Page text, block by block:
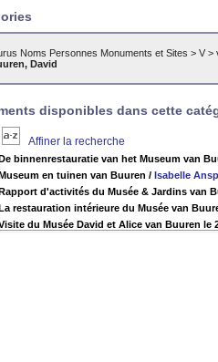
Noms Personnes Monuments et Sites > V >
David
disponibles dans cette
Affiner la recherche
binnenrestauratie van het Museum van
en tuinen van Buuren / Isabelle
d'activités du Musée & Jardins van
restauration intérieure du Musée van
du Musée David et Alice van Buuren le